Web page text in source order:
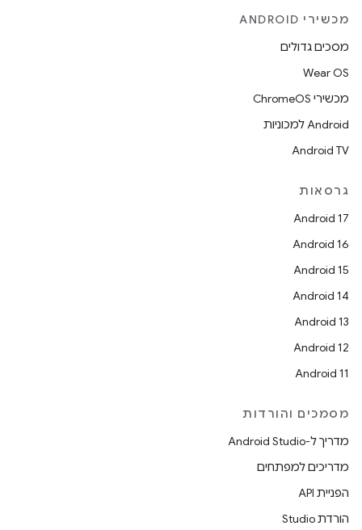
מכשירי ANDROID
מסכים גדולים
Wear OS
מכשירי ChromeOS
Android למכוניות
Android TV
גרסאות
Android 17
Android 16
Android 15
Android 14
Android 13
Android 12
Android 11
מסמכים והורדות
מדריך ל-Android Studio
מדריכים למפתחים
הפניית API
הורדת Studio